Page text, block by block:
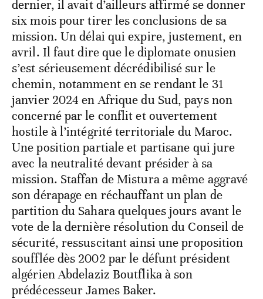
dernier, il avait d’ailleurs affirmé se donner
six mois pour tirer les conclusions de sa
mission. Un délai qui expire, justement, en
avril. Il faut dire que le diplomate onusien
s’est sérieusement décrédibilisé sur le
chemin, notamment en se rendant le 31
janvier 2024 en Afrique du Sud, pays non
concerné par le conflit et ouvertement
hostile à l’intégrité territoriale du Maroc.
Une position partiale et partisane qui jure
avec la neutralité devant présider à sa
mission. Staffan de Mistura a même aggravé
son dérapage en réchauffant un plan de
partition du Sahara quelques jours avant le
vote de la dernière résolution du Conseil de
sécurité, ressuscitant ainsi une proposition
soufflée dès 2002 par le défunt président
algérien Abdelaziz Boutflika à son
prédécesseur James Baker.